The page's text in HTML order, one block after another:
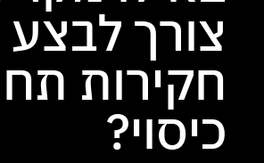
צורך לבצע
חקירות
כיסוי?